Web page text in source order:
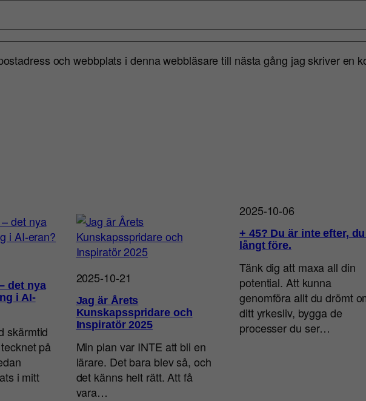
och webbplats i denna webbläsare till nästa gång jag skriver en
det nya
i AI-
skärmtid
på
i mitt
2025-10-21
Jag är Årets
Kunskapsspridare och
Inspiratör 2025
Min plan var INTE att bli en
lärare. Det bara blev så, och
det känns helt rätt. Att få
vara…
2025-10-06
+ 45? Du är inte efter,
långt före.
Tänk dig att maxa all din
potential. Att kunna
genomföra allt du drömt
ditt yrkesliv, bygga de
processer du ser…